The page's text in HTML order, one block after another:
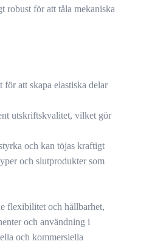
robust för att tåla mekaniska
att skapa elastiska delar
utskriftskvalitet, vilket gör
och kan töjas kraftigt
och slutprodukter som
flexibilitet och hållbarhet,
och användning i
och kommersiella